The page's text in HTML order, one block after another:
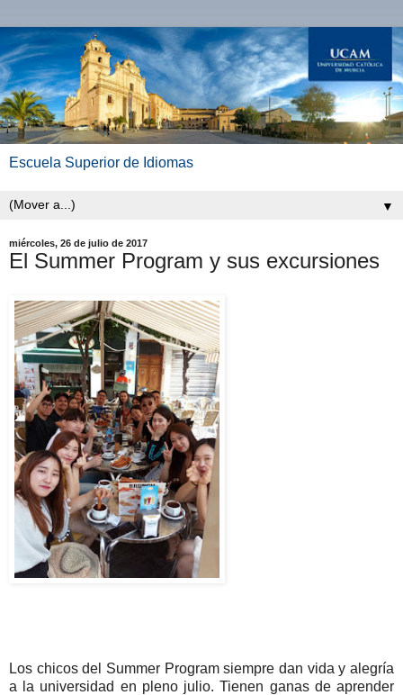
Escuela Superior de Idiomas
▼
miércoles, 26 de julio de 2017
El Summer Program y sus excursiones
Los chicos del Summer Program siempre dan vida y alegría
a la universidad en pleno julio. Tienen ganas de aprender